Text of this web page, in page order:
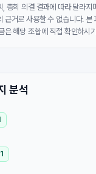
총회 의결 결과에 따라 달라지
근거로 사용할 수 없습니다. 본
은 해당 조합에 직접 확인하시
분석